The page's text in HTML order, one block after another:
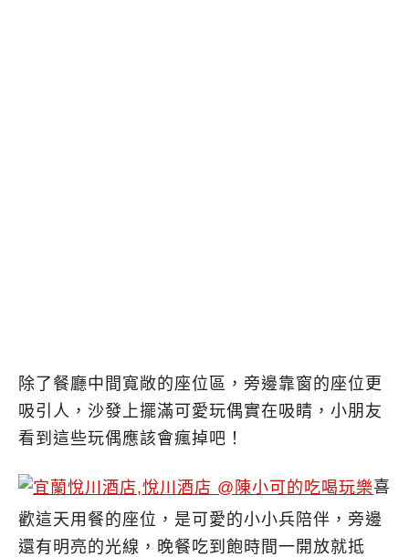
除了餐廳中間寬敞的座位區，旁邊靠窗的座位更
吸引人，沙發上擺滿可愛玩偶實在吸睛，小朋友
看到這些玩偶應該會瘋掉吧！
喜
歡這天用餐的座位，是可愛的小小兵陪伴，旁邊
還有明亮的光線，晚餐吃到飽時間一開放就抵